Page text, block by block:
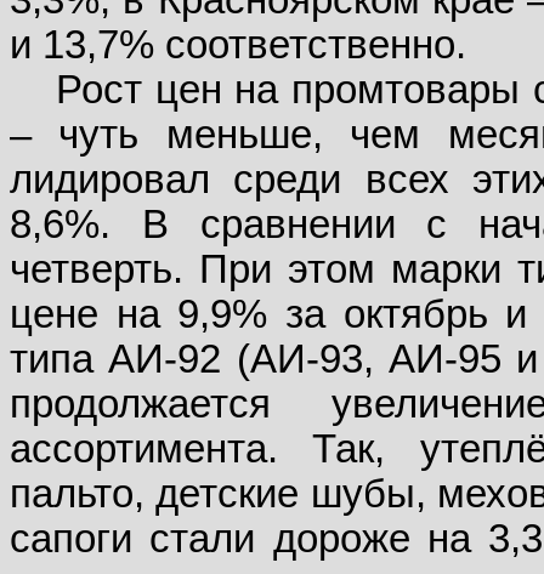
и 13,7% соответственно.
Рост цен на промтовары
– чуть меньше, чем
лидировал среди всех
8,6%. В сравнении с
четверть. При этом марки
цене на 9,9% за октябрь
типа АИ-92 (АИ-93, АИ-95
продолжается
ассортимента. Так,
пальто, детские шубы,
сапоги стали дороже на